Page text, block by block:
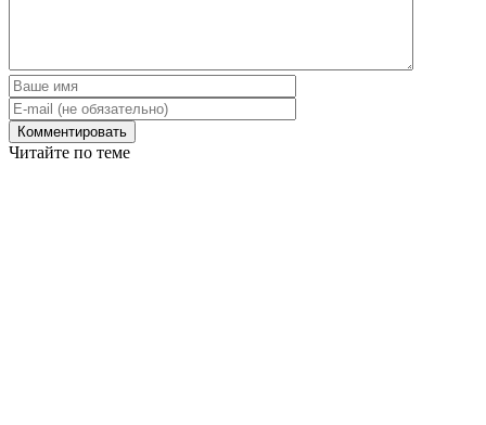
Читайте по теме